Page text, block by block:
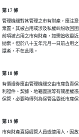
第 17 條
管理機關對其管理之市有財產，應注
棄置。其被占用或涉及私權糾紛收回
前項被占用之市有財產，如需追收最
拋棄。但於八十五年元月一日前占用
還者，不在此限。
第 18 條
有價證券應由管理機關交由市庫負責
利證件、契據、地籍圖說等有關產權
保管，必要時得列為保管品委託市庫保
第 19 條
市有財產直接經管人員或使用人，因